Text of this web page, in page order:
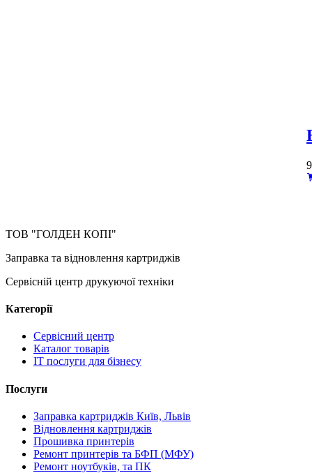
ТОВ "ГОЛДЕН КОПІ"
Заправка та відновлення картриджів
Сервісній центр друкуючої техніки
Категорії
Сервісний центр
Каталог товарів
IT послуги для бізнесу
Послуги
Заправка картриджів Київ, Львів
Відновлення картриджів
Прошивка принтерів
Ремонт принтерів та БФП (МФУ)
Ремонт ноутбуків, та ПК